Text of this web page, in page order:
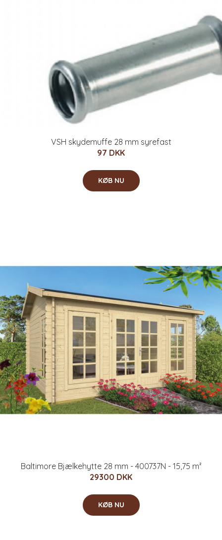
VSH skydemuffe 28 mm syrefast
97 DKK
KØB NU
Baltimore Bjælkehytte 28 mm - 400737N - 15,75 m²
29300 DKK
KØB NU